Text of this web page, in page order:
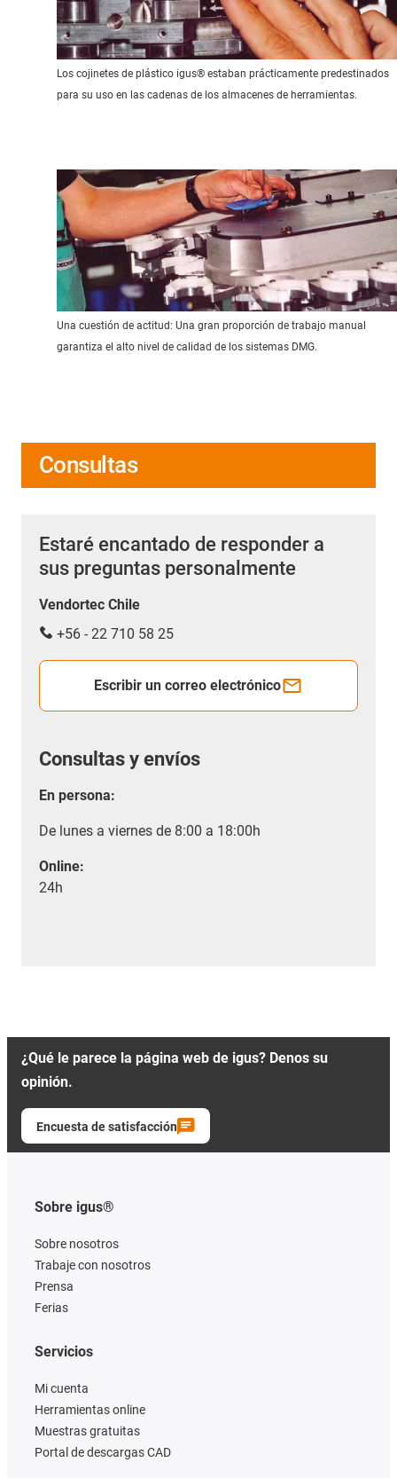
Los cojinetes de plástico igus® estaban prácticamente predestinados
para su uso en las cadenas de los almacenes de herramientas.
Una cuestión de actitud: Una gran proporción de trabajo manual
garantiza el alto nivel de calidad de los sistemas DMG.
Consultas
Estaré encantado de responder a
sus preguntas personalmente
Vendortec Chile
+56 - 22 710 58 25
Escribir un correo electrónico
Consultas y envíos
En persona:
De lunes a viernes de 8:00 a 18:00h
Online:
24h
¿Qué le parece la página web de igus? Denos su
opinión.
Encuesta de satisfacción
Sobre igus®
Sobre nosotros
Trabaje con nosotros
Prensa
Ferias
Servicios
Mi cuenta
Herramientas online
Muestras gratuitas
Portal de descargas CAD